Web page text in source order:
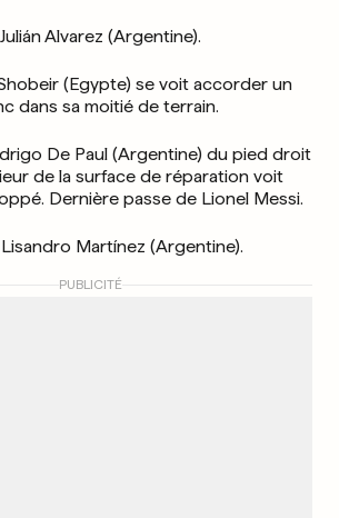
Alvarez (Argentine).
(Egypte) se voit accorder un
dans sa moitié de terrain.
De Paul (Argentine) du pied droit
de la surface de réparation voit
Dernière passe de Lionel Messi.
Martínez (Argentine).
PUBLICITÉ